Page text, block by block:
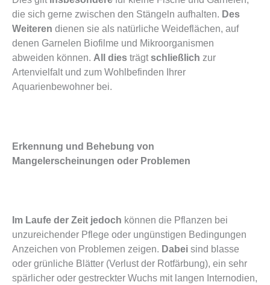
die sich gerne zwischen den Stängeln aufhalten. Des
Weiteren dienen sie als natürliche Weideflächen, auf
denen Garnelen Biofilme und Mikroorganismen
abweiden können. All dies trägtschließlich zur
Artenvielfalt und zum Wohlbefinden Ihrer
Aquarienbewohner bei.
Erkennung und Behebung von
Mangelerscheinungen oder Problemen
Im Laufe der Zeit jedoch können die Pflanzen bei
unzureichender Pflege oder ungünstigen Bedingungen
Anzeichen von Problemen zeigen. Dabei sind blasse
oder grünliche Blätter (Verlust der Rotfärbung), ein sehr
spärlicher oder gestreckter Wuchs mit langen Internodien,